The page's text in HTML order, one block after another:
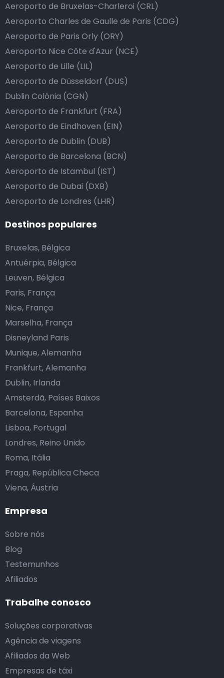
Empresa
Sobre nós
Blog
Testemunhos
Afiliados
Trabalhe conosco
Soluções corporativas
Agência de viagens
Afiliados da Web
Empresas de táxi
Aeroporto de Bruxelas-Charleroi (CRL)
Aeroporto Charles de Gaulle de Paris (CDG)
Aeroporto de Paris Orly (ORY)
Aeroporto Nice Côte d'Azur (NCE)
Aeroporto de Lille (LIL)
Aeroporto de Düsseldorf (DUS)
Dublin Colónia (CGN)
Aeroporto de Frankfurt (FRA)
Aeroporto de Eindhoven (EIN)
Aeroporto de Dublin (DUB)
Aeroporto de Barcelona (BCN)
Aeroporto de Istambul (IST)
Aeroporto de Dubai (DXB)
Aeroporto de Londres (LHR)
Destinos populares
Bruxelas, Bélgica
Antuérpia, Bélgica
Leuven, Bélgica
Paris, França
Nice, França
Marselha, França
Disneyland Paris
Munique, Alemanha
Frankfurt, Alemanha
Dublin, Irlanda
Amsterdã, Países Baixos
Barcelona, Espanha
Lisboa, Portugal
Londres, Reino Unido
Roma, Itália
Praga, República Checa
Viena, Áustria